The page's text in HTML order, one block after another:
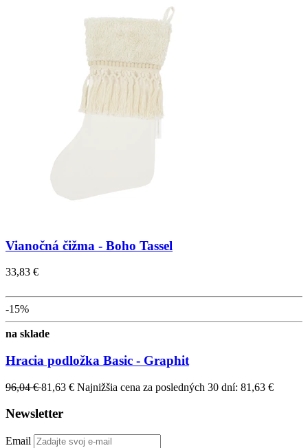
Vianočná čižma - Boho Tassel
33,83 €
-15%
na sklade
Hracia podložka Basic - Graphit
96,04 €81,63 € Najnižšia cena za posledných 30 dní: 81,63 €
Newsletter
Email